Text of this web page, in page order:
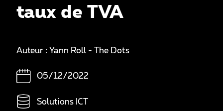
taux de TVA
Auteur : Yann Roll - The Dots
05/12/2022
Solutions ICT